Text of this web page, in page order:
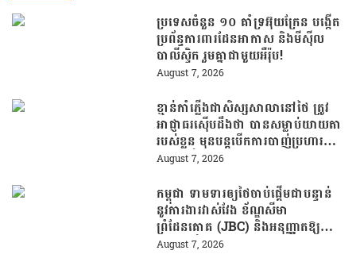
ប្រទេសចំនួន ១០ គាំទ្រអ៊ុយក្រែន បង្កើត
ប្រព័ន្ធការពារដែនអាកាស និងមីស៊ីល
បាលីស្ទិក រួមគ្នាជាមួយអឺរ៉ុប!
August 7, 2026
ខ្មាន់កាំភ្លើងជាសិស្សសាលានៅថៃ ត្រូវ
អាជ្ញាធរស៊ើបដឹងថា បានសម្លាប់យាយតា
របស់ខ្លួន មុនបន្តបើកការបាញ់ប្រហារនៅ
សាលារៀន
August 7, 2026
កម្ពុជា ទាមទារឲ្យថៃចាប់ផ្តើមជាបន្ទាន់
នូវការងារវាស់វែង ខ័ណ្ឌសីមា
ព្រំដែនគោគ (JBC) និងអនុញ្ញាតឱ្យ
ពលរដ្ឋភៀសសឹកវិលទៅលំនៅឋានវិញ
August 7, 2026